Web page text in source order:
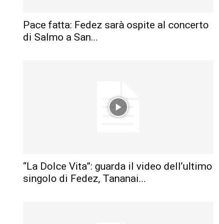
Pace fatta: Fedez sarà ospite al concerto
di Salmo a San...
“La Dolce Vita”: guarda il video dell’ultimo
singolo di Fedez, Tananai...